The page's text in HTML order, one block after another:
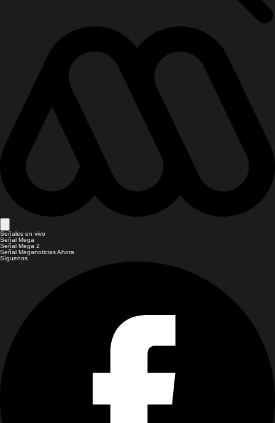
Señales en vivo
Señal Mega
Señal Mega 2
Señal Meganoticias Ahora
Síguenos